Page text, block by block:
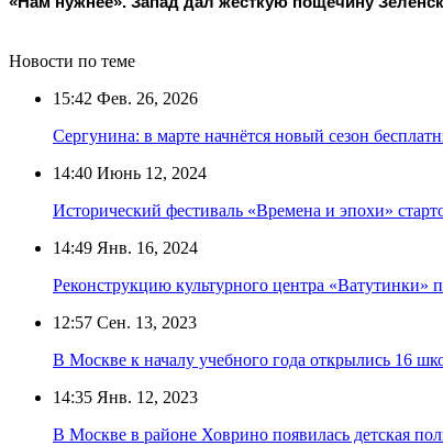
Новости по теме
15:42 Фев. 26, 2026
Сергунина: в марте начнётся новый сезон
14:40 Июнь 12, 2024
Исторический фестиваль «Времена и эпохи»
14:49 Янв. 16, 2024
Реконструкцию культурного центра «Ватутинки»
12:57 Сен. 13, 2023
В Москве к началу учебного года открылись 16
14:35 Янв. 12, 2023
В Москве в районе Ховрино появилась детская